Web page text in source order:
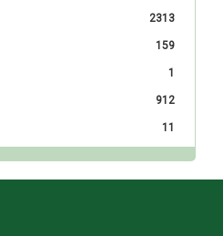
2313
159
1
912
11